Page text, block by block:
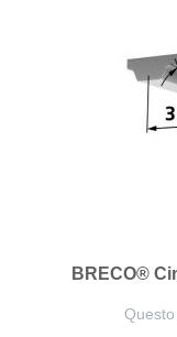
BRECO®